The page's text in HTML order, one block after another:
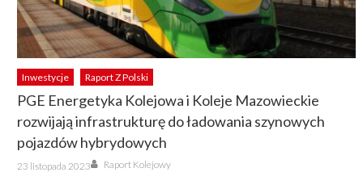
Inwestycje Raport Z Polski
PGE Energetyka Kolejowa i Koleje Mazowieckie
rozwijają infrastrukturę do ładowania szynowych
pojazdów hybrydowych
Posted
on
23 listopada 2023 Author
Raport Kolejowy